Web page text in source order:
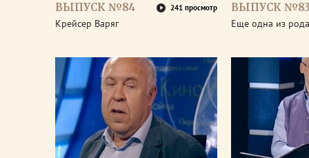
ВЫПУСК №84 241 просмотр
Крейсер Варяг
ВЫПУСК
Еще одна из